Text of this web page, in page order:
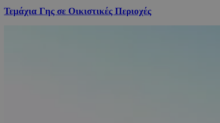
Τεμάχια Γης σε Οικιστικές Περιοχές